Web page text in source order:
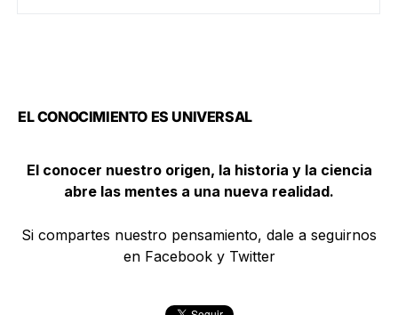
EL CONOCIMIENTO ES UNIVERSAL
El conocer nuestro origen, la historia y la ciencia
abre las mentes a una nueva realidad.
Si compartes nuestro pensamiento, dale a seguirnos
en Facebook y Twitter